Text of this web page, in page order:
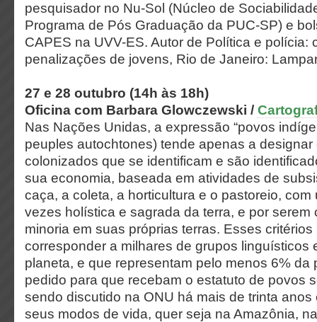
pesquisador no Nu-Sol (Núcleo de
Programa de Pós Graduação da PUC-SP) e
CAPES na UVV-ES. Autor de Política e polícia:
penalizações de jovens, Rio de Janeiro:
27 e 28 outubro (14h às 18h)
Oficina com Barbara Glowczewski /
Nas Nações Unidas, a expressão “povos
peuples autochtones) tende apenas a designar
colonizados que se identificam e são
sua economia, baseada em atividades de
caça, a coleta, a horticultura e o pastoreio, com
vezes holística e sagrada da terra, e por serem
minoria em suas próprias terras. Esses critérios
corresponder a milhares de grupos linguísticos
planeta, e que representam pelo menos 6% da
pedido para que recebam o estatuto de povos
sendo discutido na ONU há mais de trinta
seus modos de vida, quer seja na Amazônia,